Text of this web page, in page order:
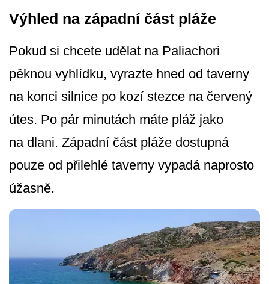
Výhled na západní část pláže
Pokud si chcete udělat na Paliachori
pěknou vyhlídku, vyrazte hned od taverny
na konci silnice po kozí stezce na červený
útes. Po pár minutách máte pláž jako
na dlani. Západní část pláže dostupná
pouze od přilehlé taverny vypadá naprosto
úžasně.